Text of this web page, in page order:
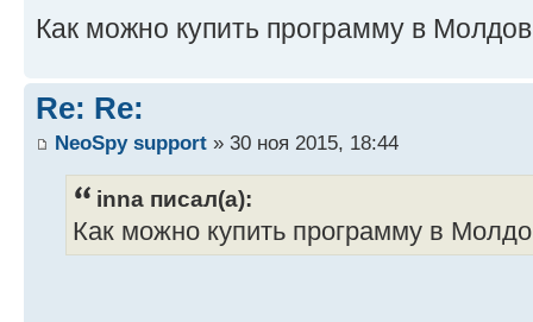
Как можно купить программу в
Re: Re:
NeoSpy support » 30 ноя 2015, 18:44
inna писал(а):
Как можно купить программу в